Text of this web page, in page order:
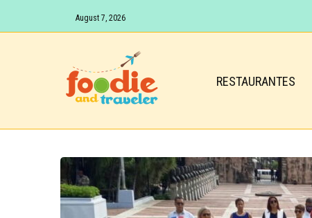
August 7, 2026
RESTAURANTES